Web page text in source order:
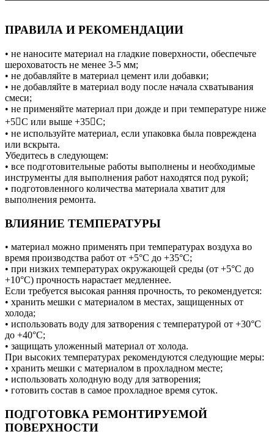
ПРАВИЛА И РЕКОМЕНДАЦИИ
• не наносите материал на гладкие поверхности, обеспечьте
шероховатость не менее 3-5 мм;
• не добавляйте в материал цемент или добавки;
• не добавляйте в материал воду после начала схватывания
смеси;
• не применяйте материал при дожде и при температуре ниже
+5С или выше +35С;
• не используйте материал, если упаковка была повреждена
или вскрыта.
Убедитесь в следующем:
• все подготовительные работы выполнены и необходимые
инструменты для выполнения работ находятся под рукой;
• подготовленного количества материала хватит для
выполнения ремонта.
ВЛИЯНИЕ ТЕМПЕРАТУРЫ
• материал можно применять при температурах воздуха во
время производства работ от +5°С до +35°С;
• при низких температурах окружающей среды (от +5°С до
+10°С) прочность нарастает медленнее.
Если требуется высокая ранняя прочность, то рекомендуется:
• хранить мешки с материалом в местах, защищенных от
холода;
• использовать воду для затворения с температурой от +30°С
до +40°С;
• защищать уложенный материал от холода.
При высоких температурах рекомендуются следующие меры:
• хранить мешки с материалом в прохладном месте;
• использовать холодную воду для затворения;
• готовить состав в самое прохладное время суток.
ПОДГОТОВКА РЕМОНТИРУЕМОЙ
ПОВЕРХНОСТИ